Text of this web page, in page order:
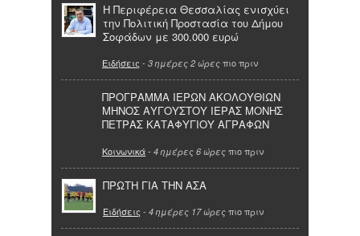
Η Περιφέρεια Θεσσαλίας ενισχύει
την Πολιτική Προστασία του Δήμου
Σοφάδων με 300.000 ευρώ
Ειδήσεις - 3 ημέρες 2 ώρες πιο πριν
ΠΡΟΓΡΑΜΜΑ ΙΕΡΩΝ ΑΚΟΛΟΥΘΙΩΝ
ΜΗΝΟΣ ΑΥΓΟΥΣΤΟΥ ΙΕΡΑΣ ΜΟΝΗΣ
ΠΕΤΡΑΣ ΚΑΤΑΦΥΓΙΟΥ ΑΓΡΑΦΩΝ
Κοινωνικά- 4 ημέρες 6 ώρες πιο πριν
ΠΡΩΤΗ ΓΙΑ ΤΗΝ ΑΣΑ
Ειδήσεις - 4 ημέρες 17 ώρες πιο πριν